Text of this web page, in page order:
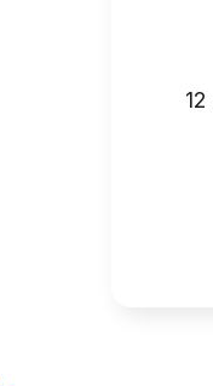
12